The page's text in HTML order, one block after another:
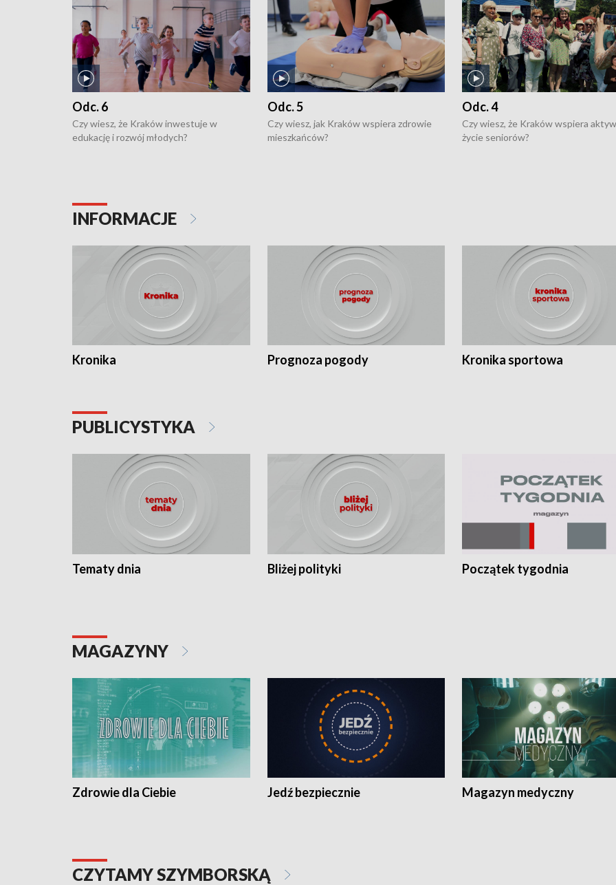
Odc. 6
Czy wiesz, że Kraków inwestuje w
edukację i rozwój młodych?
Odc. 5
Czy wiesz, jak Kraków wspiera zdrowie
mieszkańców?
Odc. 4
Czy wiesz, że Kraków wspiera
życie seniorów?
INFORMACJE
Kronika Prognoza pogody Kronika sportowa
PUBLICYSTYKA
Tematy dnia Bliżej polityki Początek tygodnia
MAGAZYNY
Zdrowie dla Ciebie Jedź bezpiecznie Magazyn medyczny
CZYTAMY SZYMBORSKĄ